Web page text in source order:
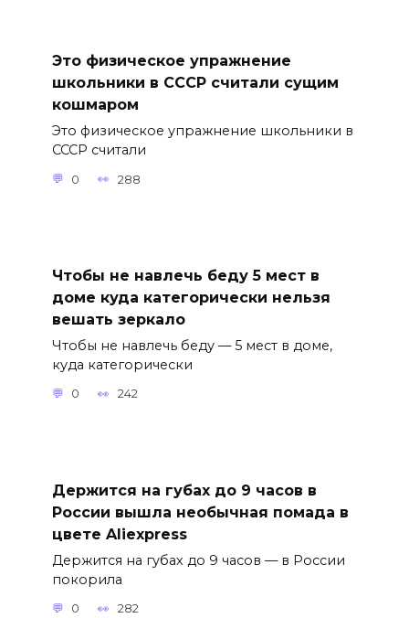
Это физическое упражнение
школьники в СССР считали сущим
кошмаром
Это физическое упражнение школьники в
СССР считали
0 288
Чтобы не навлечь беду 5 мест в
доме куда категорически нельзя
вешать зеркало
Чтобы не навлечь беду — 5 мест в доме,
куда категорически
0 242
Держится на губах до 9 часов в
России вышла необычная помада в
цвете Aliexpress
Держится на губах до 9 часов — в России
покорила
0 282